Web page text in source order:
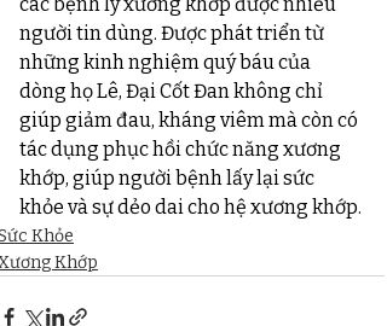
người tin dùng. Được phát triển từ
những kinh nghiệm quý báu của
dòng họ Lê, Đại Cốt Đan không chỉ
giúp giảm đau, kháng viêm mà còn có
tác dụng phục hồi chức năng xương
khớp, giúp người bệnh lấy lại sức
khỏe và sự dẻo dai cho hệ xương khớp.
Khỏe
Khớp